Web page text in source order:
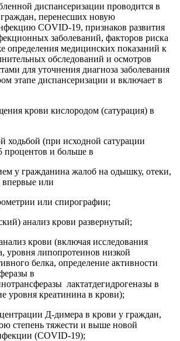
диспансеризации проводится в
перенесших новую
COVID-19, признаков развития
заболеваний, факторов риска
определения медицинских показаний к
обследований и осмотров
для уточнения диагноза заболевания
этапе диспансеризации и включает в
крови кислородом (сатурация) в
ходьбой (при исходной сатурации
процентов и больше в
у гражданина жалоб на одышку, отеки,
впервые или
или спирографии;
анализ крови развернутый;
крови (включая исследования
уровня липопротеинов низкой
белка, определение активности
в
лактатдегидрогеназы в
уровня креатинина в крови);
Д-димера в крови у граждан,
степень тяжести и выше новой
(COVID-19);